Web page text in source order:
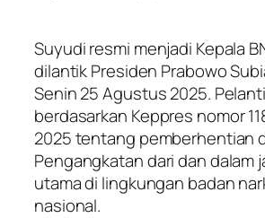
Suyudi resmi menjadi Kepala
dilantik Presiden Prabowo
Senin 25 Agustus 2025.
berdasarkan Keppres nomor
2025 tentang pemberhentian
Pengangkatan dari dan dalam
utama di lingkungan badan
nasional.